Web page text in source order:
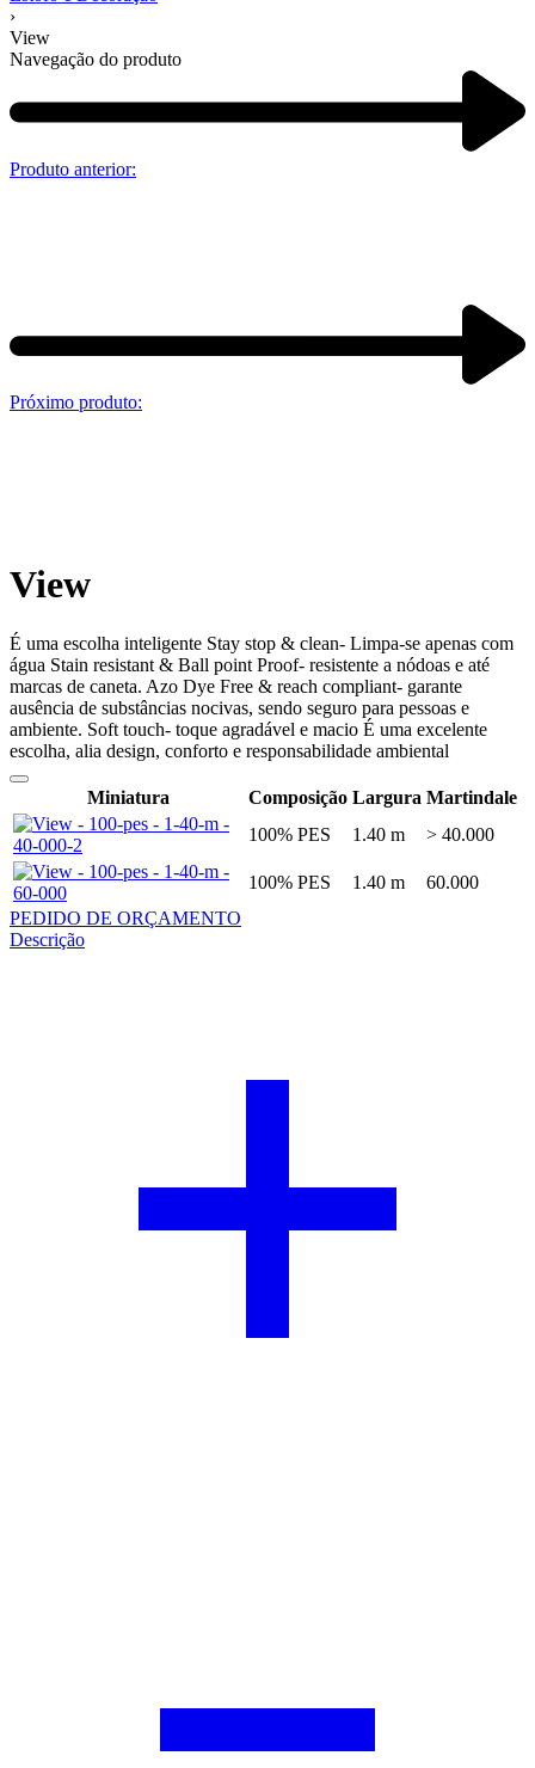
›
View
Navegação do produto
Produto anterior:
Próximo produto:
View
É uma escolha inteligente Stay stop & clean- Limpa-se apenas com
água Stain resistant & Ball point Proof- resistente a nódoas e até
marcas de caneta. Azo Dye Free & reach compliant- garante
ausência de substâncias nocivas, sendo seguro para pessoas e
ambiente. Soft touch- toque agradável e macio É uma excelente
escolha, alia design, conforto e responsabilidade ambiental
Miniatura Composição Largura Martindale
100% PES
1.40 m > 40.000
100% PES 1.40 m
60.000
PEDIDO DE ORÇAMENTO
Descrição